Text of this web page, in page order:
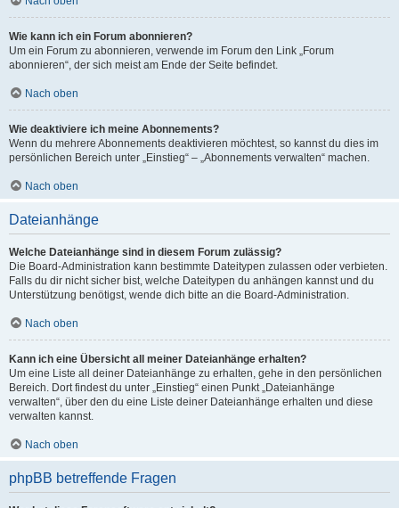
Wie kann ich ein Forum abonnieren?
Um ein Forum zu abonnieren, verwende im Forum den Link „Forum
abonnieren“, der sich meist am Ende der Seite befindet.
Nach oben
Wie deaktiviere ich meine Abonnements?
Wenn du mehrere Abonnements deaktivieren möchtest, so kannst du dies im
persönlichen Bereich unter „Einstieg“ – „Abonnements verwalten“ machen.
Nach oben
Dateianhänge
Welche Dateianhänge sind in diesem Forum zulässig?
Die Board-Administration kann bestimmte Dateitypen zulassen oder verbieten.
Falls du dir nicht sicher bist, welche Dateitypen du anhängen kannst und du
Unterstützung benötigst, wende dich bitte an die Board-Administration.
Nach oben
Kann ich eine Übersicht all meiner Dateianhänge erhalten?
Um eine Liste all deiner Dateianhänge zu erhalten, gehe in den persönlichen
Bereich. Dort findest du unter „Einstieg“ einen Punkt „Dateianhänge
verwalten“, über den du eine Liste deiner Dateianhänge erhalten und diese
verwalten kannst.
Nach oben
phpBB betreffende Fragen